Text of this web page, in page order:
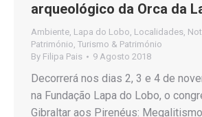
arqueológico da Orca da
Ambiente, Lapa do Lobo, Localidades,
Património, Turismo & Património
By Filipa Pais 9 Agosto 2018
Decorrerá nos dias 2, 3 e 4 de
na Fundação Lapa do Lobo, o
Gibraltar aos Pirenéus: